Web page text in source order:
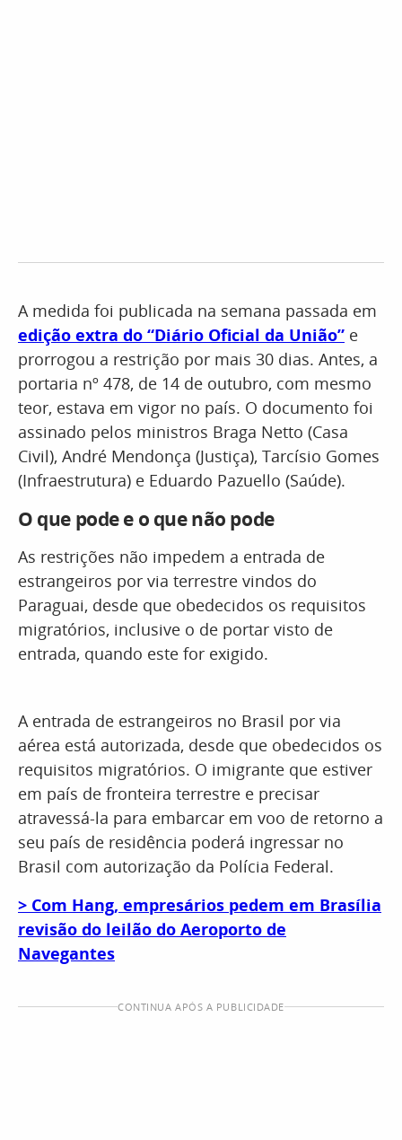
A medida foi publicada na semana passada em
edição extra do “Diário Oficial da União” e
prorrogou a restrição por mais 30 dias. Antes, a
portaria nº 478, de 14 de outubro, com mesmo
teor, estava em vigor no país. O documento foi
assinado pelos ministros Braga Netto (Casa
Civil), André Mendonça (Justiça), Tarcísio Gomes
(Infraestrutura) e Eduardo Pazuello (Saúde).
O que pode e o que não pode
As restrições não impedem a entrada de
estrangeiros por via terrestre vindos do
Paraguai, desde que obedecidos os requisitos
migratórios, inclusive o de portar visto de
entrada, quando este for exigido.
A entrada de estrangeiros no Brasil por via
aérea está autorizada, desde que obedecidos os
requisitos migratórios. O imigrante que estiver
em país de fronteira terrestre e precisar
atravessá-la para embarcar em voo de retorno a
seu país de residência poderá ingressar no
Brasil com autorização da Polícia Federal.
> Com Hang, empresários pedem em Brasília
revisão do leilão do Aeroporto de
Navegantes
CONTINUA APÓS A PUBLICIDADE